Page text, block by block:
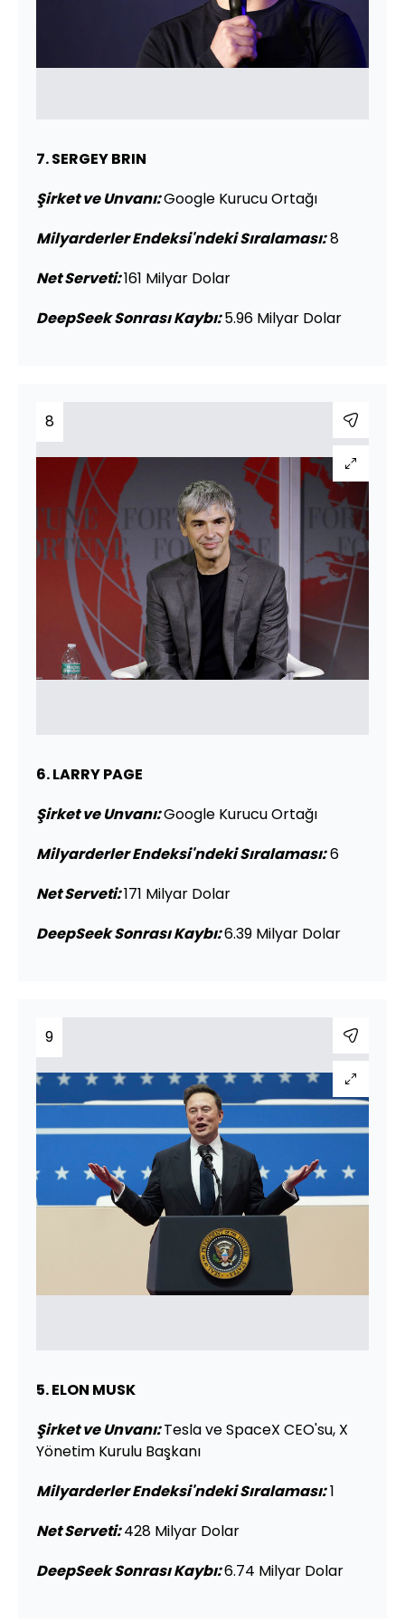
7. SERGEY BRIN
Şirket ve Unvanı:Google Kurucu Ortağı
Milyarderler Endeksi'ndeki Sıralaması:8
Net Serveti:161 Milyar Dolar
DeepSeek Sonrası Kaybı:5.96 Milyar Dolar
8
6. LARRY PAGE
Şirket ve Unvanı:Google Kurucu Ortağı
Milyarderler Endeksi'ndeki Sıralaması:6
Net Serveti:171 Milyar Dolar
DeepSeek Sonrası Kaybı:6.39 Milyar Dolar
9
5. ELON MUSK
Şirket ve Unvanı:Tesla ve SpaceX CEO'su, X
Yönetim Kurulu Başkanı
Milyarderler Endeksi'ndeki Sıralaması:1
Net Serveti:428 Milyar Dolar
DeepSeek Sonrası Kaybı:6.74 Milyar Dolar